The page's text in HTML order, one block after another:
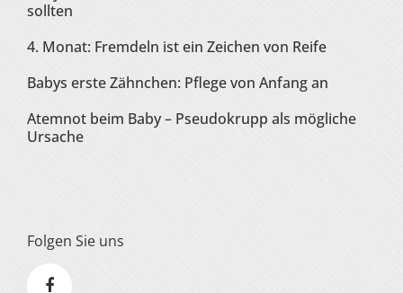
sollten
4. Monat: Fremdeln ist ein Zeichen von Reife
Babys erste Zähnchen: Pflege von Anfang an
Atemnot beim Baby – Pseudokrupp als mögliche
Ursache
Folgen Sie uns